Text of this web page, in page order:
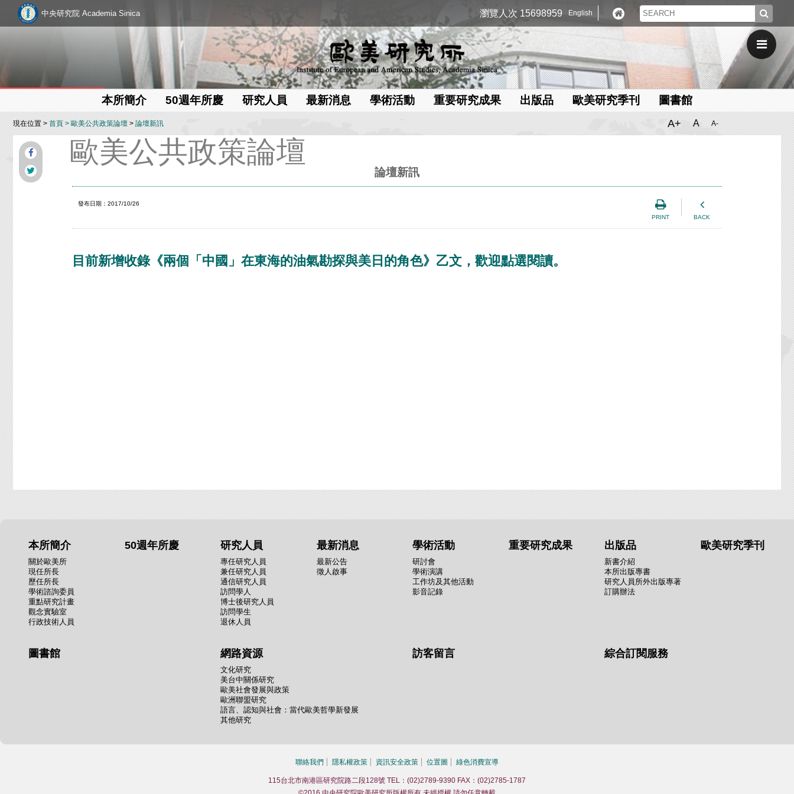
中央研究院 Academia Sinica 瀏覽人次 15698959 English
本所簡介 50週年所慶 研究人員 最新消息 學術活動 重要研究成果 出版品 歐美研究季刊 圖書館
現在位置 >首頁 >歐美公共政策論壇>論壇新訊 A+ A A-
歐美公共政策論壇
論壇新訊
PRINT BACK
發布日期：2017/10/26
目前新增收錄《兩個「中國」在東海的油氣勘探與美日的角色》乙文，歡迎點選閱讀。
本所簡介
關於歐美所
現任所長
歷任所長
學術諮詢委員
重點研究計畫
觀念實驗室
行政技術人員
50週年所慶 研究人員
專任研究人員
兼任研究人員
通信研究人員
訪問學人
博士後研究人員
訪問學生
退休人員
最新消息
最新公告
徵人啟事
學術活動
研討會
學術演講
工作坊及其他活動
影音記錄
重要研究成果 出版品
新書介紹
本所出版專書
研究人員所外出版專著
訂購辦法
歐美研究季刊
圖書館 網路資源
文化研究
美台中關係研究
歐美社會發展與政策
歐洲聯盟研究
語言、認知與社會：當代歐美哲學新發展
其他研究
訪客留言 綜合訂閱服務
聯絡我們 隱私權政策 資訊安全政策 位置圖 綠色消費宣導
115台北市南港區研究院路二段128號 TEL：(02)2789-9390 FAX：(02)2785-1787